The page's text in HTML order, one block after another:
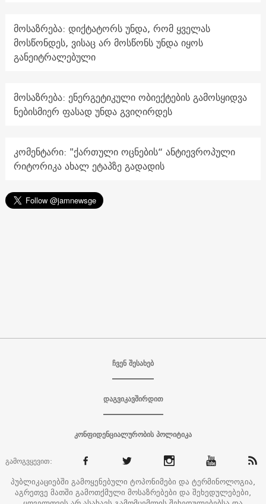
მოსაზრება: დიქტატორს უნდა, რომ ყველას
მოსწონდეს, ვისაც არ მოსწონს უნდა იყოს
განეიტრალებული
მოსაზრება: ენერგეტიკული ობიექტების გამოსყიდვა
ნებისმიერ ფასად უნდა გვიღირდეს
კომენტარი: "ქართული ოცნების“ ანტიევროპული
რიტორიკა ახალ ეტაპზე გადადის
ჩვენ შესახებ
დაგვიკავშირდით
კონფიდენციალურობის პოლიტიკა
გამოგვყევით:
პუბლიკაციებში გამოყენებული ტოპონიმები და ტერმინოლოგია,
აგრეთვე მათში გამოთქმული მოსაზრებები და შეხედულებები,